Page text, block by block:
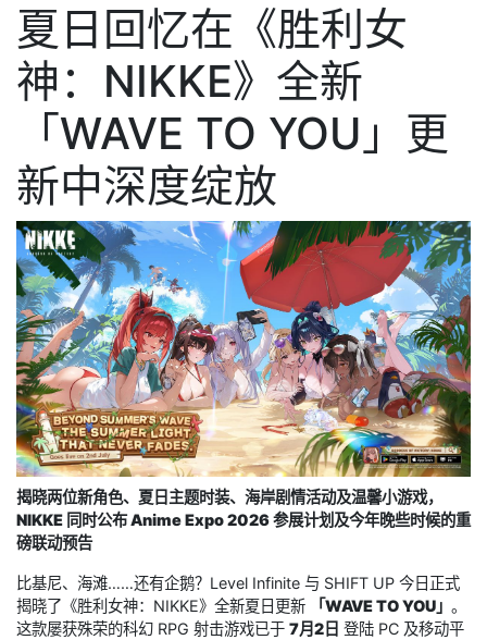
夏日回忆在《胜利女
神：NIKKE》全新
「WAVE TO YOU」更
新中深度绽放
揭晓两位新角色、夏日主题时装、海岸剧情活动及温馨小游戏，
NIKKE 同时公布 Anime Expo 2026 参展计划及今年晚些时候的重
磅联动预告
比基尼、海滩……还有企鹅？Level Infinite 与 SHIFT UP 今日正式
揭晓了《胜利女神：NIKKE》全新夏日更新
「WAVE TO YOU」 。
这款屡获殊荣的科幻 RPG 射击游戏已于 7月2日 登陆 PC 及移动平